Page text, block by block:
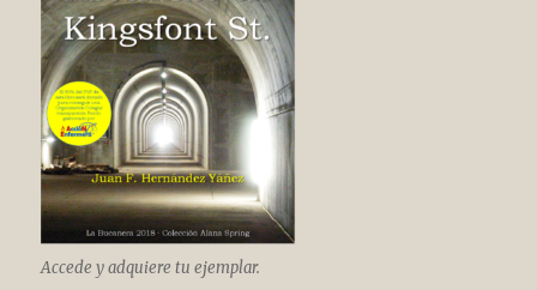
Accede y adquiere tu ejemplar.